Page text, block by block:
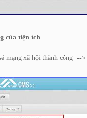
của tiện ích.
mạng xã hội thành công -->